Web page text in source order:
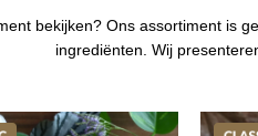
bekijken? Ons assortiment is
ingrediënten. Wij